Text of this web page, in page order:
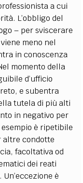
a cui
L’obbligo del
– per sviscerare
meno nel
in conoscenza
momento della
d’ufficio
e subentra
tutela di più alti
in negativo per
è ripetibile
altre condotte
facoltativa od
dei reati
è